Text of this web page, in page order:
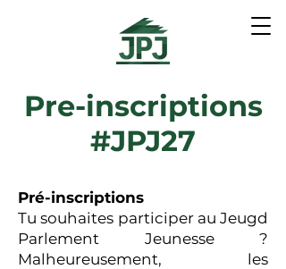
Pre-inscriptions
#JPJ27
Pré-inscriptions
Tu souhaites participer au Jeugd
Parlement Jeunesse ?
Malheureusement, les